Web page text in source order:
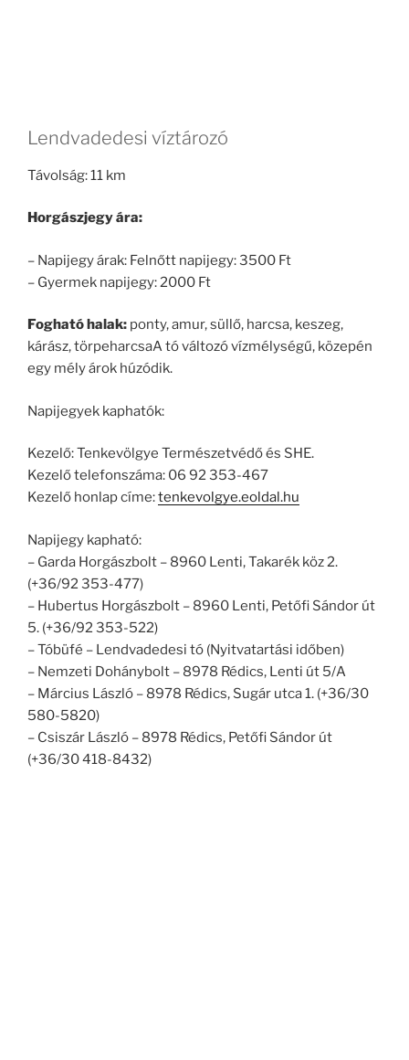
Lendvadedesi víztározó
Távolság: 11 km
Horgászjegy ára:
– Napijegy árak: Felnőtt napijegy: 3500 Ft
– Gyermek napijegy: 2000 Ft
Fogható halak: ponty, amur, süllő, harcsa, keszeg,
kárász, törpeharcsaA tó változó vízmélységű, közepén
egy mély árok húzódik.
Napijegyek kaphatók:
Kezelő: Tenkevölgye Természetvédő és SHE.
Kezelő telefonszáma: 06 92 353-467
Kezelő honlap címe:tenkevolgye.eoldal.hu
Napijegy kapható:
– Garda Horgászbolt – 8960 Lenti, Takarék köz 2.
(+36/92 353-477)
– Hubertus Horgászbolt – 8960 Lenti, Petőfi Sándor út
5. (+36/92 353-522)
– Tóbüfé – Lendvadedesi tó (Nyitvatartási időben)
– Nemzeti Dohánybolt – 8978 Rédics, Lenti út 5/A
– Március László – 8978 Rédics, Sugár utca 1. (+36/30
580-5820)
– Csiszár László – 8978 Rédics, Petőfi Sándor út
(+36/30 418-8432)